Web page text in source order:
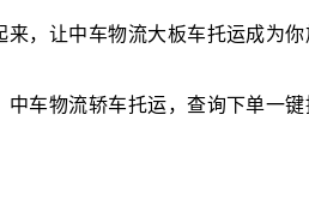
，让中车物流大板车托运成为你
车物流轿车托运，查询下单一键